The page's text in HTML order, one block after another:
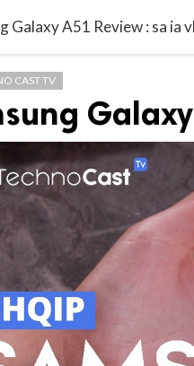
Galaxy A51 Review : sa ia
CAST TV